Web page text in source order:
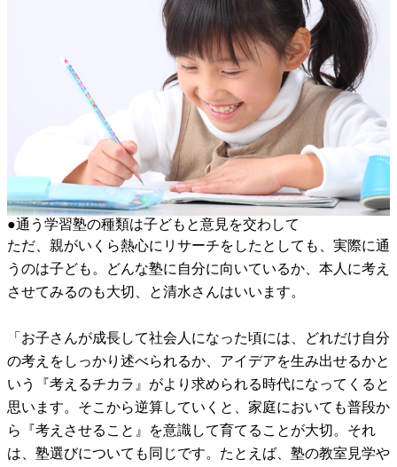
●通う学習塾の種類は子どもと意見を交わして
ただ、親がいくら熱心にリサーチをしたとしても、実際に通
うのは子ども。どんな塾に自分に向いているか、本人に考え
させてみるのも大切、と清水さんはいいます。
「お子さんが成長して社会人になった頃には、どれだけ自分
の考えをしっかり述べられるか、アイデアを生み出せるかと
いう『考えるチカラ』がより求められる時代になってくると
思います。そこから逆算していくと、家庭においても普段か
ら『考えさせること』を意識して育てることが大切。それ
は、塾選びについても同じです。たとえば、塾の教室見学や